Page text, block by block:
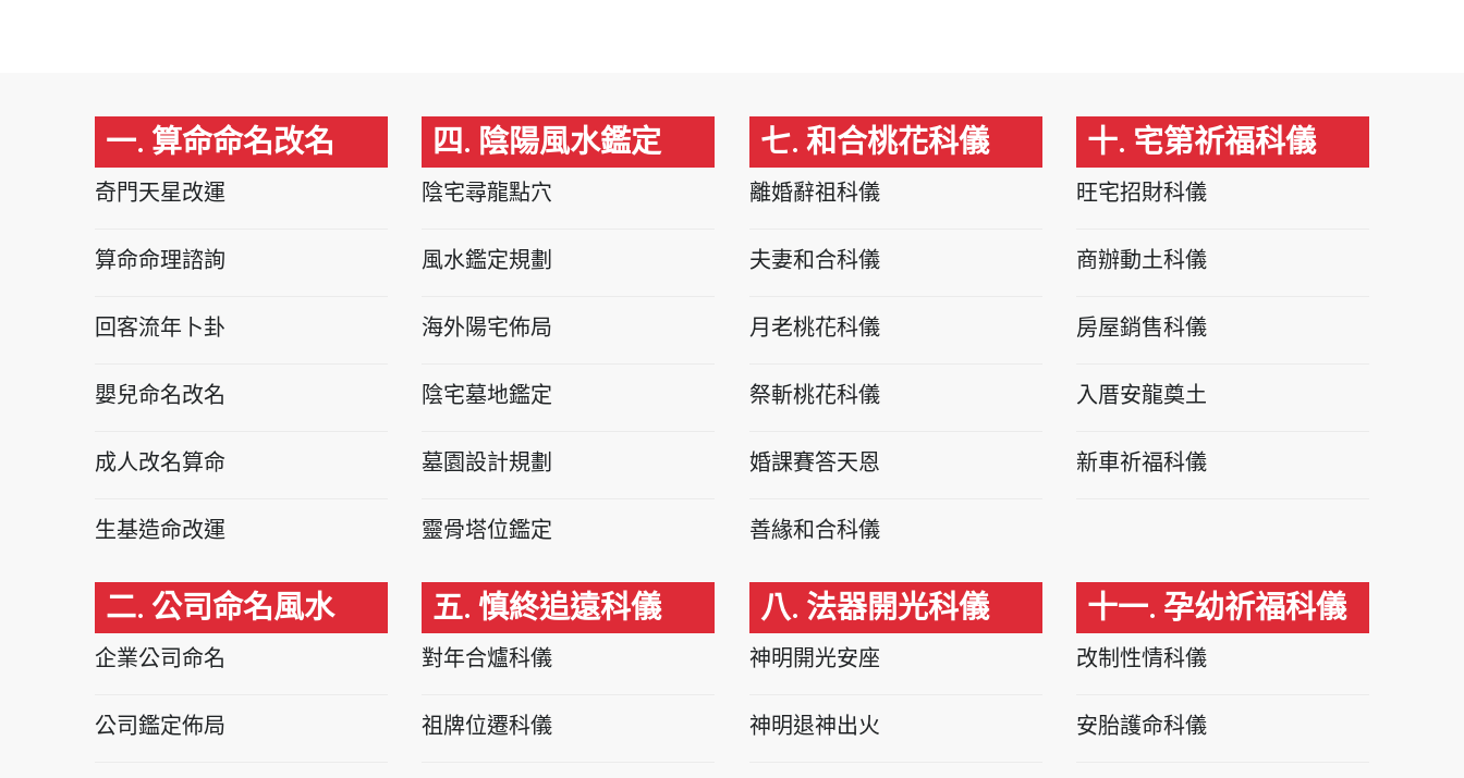
一. 算命命名改名
奇門天星改運
算命命理諮詢
回客流年卜卦
嬰兒命名改名
成人改名算命
生基造命改運
二. 公司命名風水
企業公司命名
公司鑑定佈局
四. 陰陽風水鑑定
陰宅尋龍點穴
風水鑑定規劃
海外陽宅佈局
陰宅墓地鑑定
墓園設計規劃
靈骨塔位鑑定
五. 慎終追遠科儀
對年合爐科儀
祖牌位遷科儀
七. 和合桃花科儀
離婚辭祖科儀
夫妻和合科儀
月老桃花科儀
祭斬桃花科儀
婚課賽答天恩
善緣和合科儀
八. 法器開光科儀
神明開光安座
神明退神出火
十. 宅第祈福科儀
旺宅招財科儀
商辦動土科儀
房屋銷售科儀
入厝安龍奠土
新車祈福科儀
十一. 孕幼祈福科儀
改制性情科儀
安胎護命科儀